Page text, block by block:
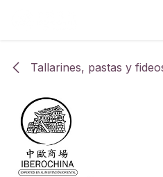
Tallarines, pastas y